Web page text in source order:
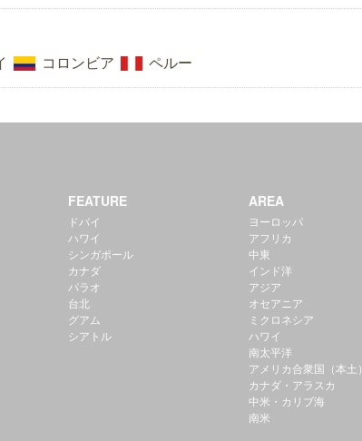
コロンビア ペルー
FEATURE
ドバイ
ハワイ
シンガポール
カナダ
パラオ
台北
グアム
シアトル
AREA
ヨーロッパ
アフリカ
中東
インド洋
アジア
オセアニア
ミクロネシア
ハワイ
南太平洋
アメリカ合衆国（本土）
カナダ・アラスカ
中米・カリブ海
南米